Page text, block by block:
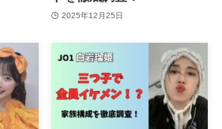
2025年12月25日